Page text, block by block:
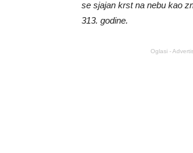
se sjajan krst na nebu kao
313. godine.
Oglasi -